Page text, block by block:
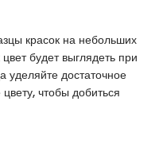
красок на небольших
будет выглядеть при
уделяйте достаточное
чтобы добиться